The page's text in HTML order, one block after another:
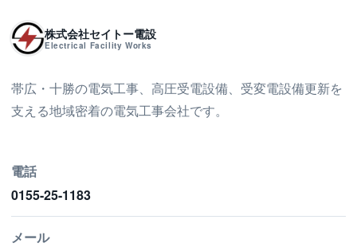
株式会社セイトー電設
Electrical Facility Works
帯広・十勝の電気工事、高圧受電設備、受変電設備更新を
支える地域密着の電気工事会社です。
電話
0155-25-1183
メール